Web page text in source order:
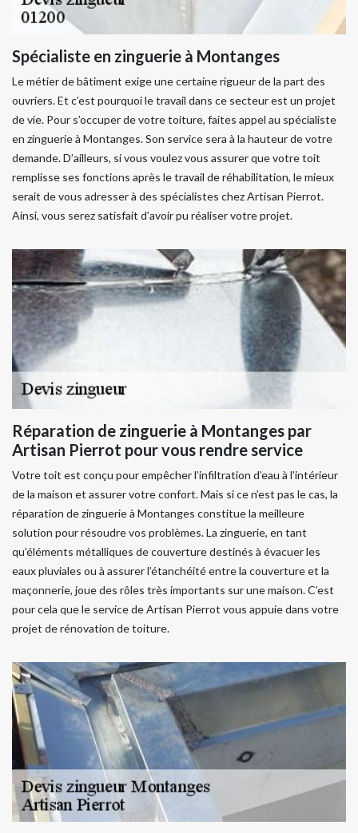
Spécialiste en zinguerie à Montanges
Le métier de bâtiment exige une certaine rigueur de la part des
ouvriers. Et c’est pourquoi le travail dans ce secteur est un projet
de vie. Pour s’occuper de votre toiture, faites appel au spécialiste
en zinguerie à Montanges. Son service sera à la hauteur de votre
demande. D’ailleurs, si vous voulez vous assurer que votre toit
remplisse ses fonctions après le travail de réhabilitation, le mieux
serait de vous adresser à des spécialistes chez Artisan Pierrot.
Ainsi, vous serez satisfait d’avoir pu réaliser votre projet.
Réparation de zinguerie à Montanges par
Artisan Pierrot pour vous rendre service
Votre toit est conçu pour empêcher l’infiltration d’eau à l’intérieur
de la maison et assurer votre confort. Mais si ce n’est pas le cas, la
réparation de zinguerie à Montanges constitue la meilleure
solution pour résoudre vos problèmes. La zinguerie, en tant
qu’éléments métalliques de couverture destinés à évacuer les
eaux pluviales ou à assurer l’étanchéité entre la couverture et la
maçonnerie, joue des rôles très importants sur une maison. C’est
pour cela que le service de Artisan Pierrot vous appuie dans votre
projet de rénovation de toiture.